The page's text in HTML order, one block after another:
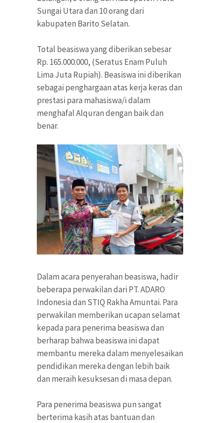
Sungai Utara dan 10 orang dari
kabupaten Barito Selatan.
Total beasiswa yang diberikan sebesar
Rp. 165.000.000, (Seratus Enam Puluh
Lima Juta Rupiah). Beasiswa ini diberikan
sebagai penghargaan atas kerja keras dan
prestasi para mahasiswa/i dalam
menghafal Alquran dengan baik dan
benar.
Dalam acara penyerahan beasiswa, hadir
beberapa perwakilan dari PT. ADARO
Indonesia dan STIQ Rakha Amuntai. Para
perwakilan memberikan ucapan selamat
kepada para penerima beasiswa dan
berharap bahwa beasiswa ini dapat
membantu mereka dalam menyelesaikan
pendidikan mereka dengan lebih baik
dan meraih kesuksesan di masa depan.
Para penerima beasiswa pun sangat
berterima kasih atas bantuan dan